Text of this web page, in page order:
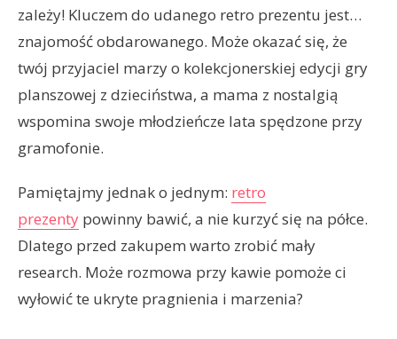
zależy! Kluczem do udanego retro prezentu jest…
znajomość obdarowanego. Może okazać się, że
twój przyjaciel marzy o kolekcjonerskiej edycji gry
planszowej z dzieciństwa, a mama z nostalgią
wspomina swoje młodzieńcze lata spędzone przy
gramofonie.
Pamiętajmy jednak o jednym: retro
prezenty powinny bawić, a nie kurzyć się na półce.
Dlatego przed zakupem warto zrobić mały
research. Może rozmowa przy kawie pomoże ci
wyłowić te ukryte pragnienia i marzenia?